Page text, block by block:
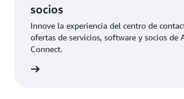
socios
Innove la experiencia del centro de
ofertas de servicios, software y socios de
Connect.